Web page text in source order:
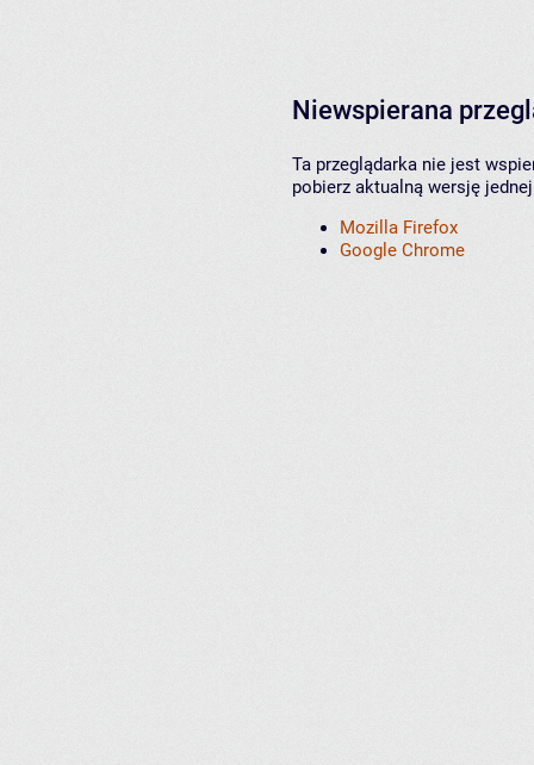
Niewspierana
Ta przeglądarka nie jest
pobierz aktualną wersję
Mozilla Firefox
Google Chrome